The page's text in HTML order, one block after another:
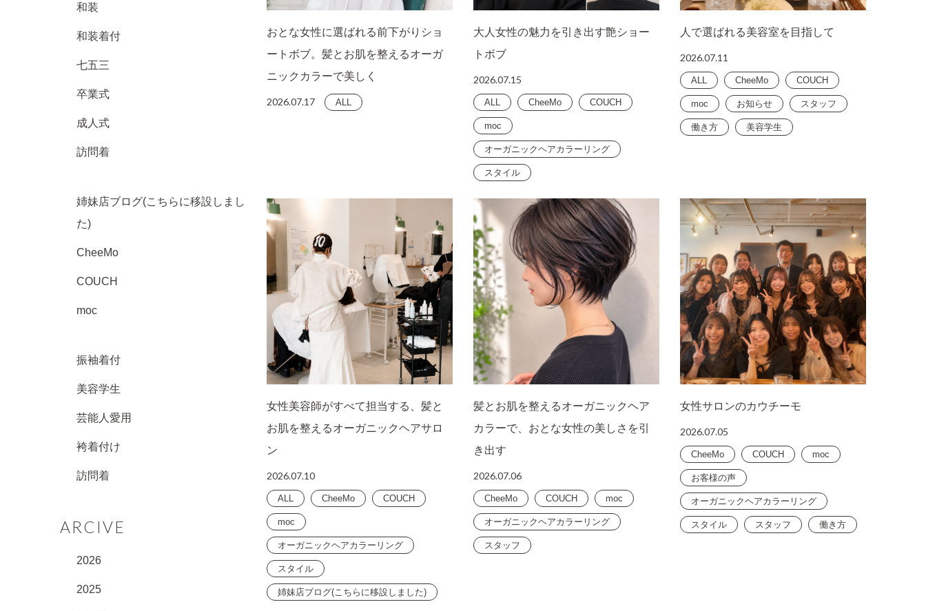
和装
和装着付
七五三
卒業式
成人式
訪問着
姉妹店ブログ(こちらに移設しまし
た)
CheeMo
COUCH
moc
振袖着付
美容学生
芸能人愛用
袴着付け
訪問着
ARCIVE
2026
2025
おとな女性に選ばれる前下がりショ
ートボブ。髪とお肌を整えるオーガ
ニックカラーで美しく
2026.07.17 ALL
大人女性の魅力を引き出す艶ショー
トボブ
2026.07.15
ALL CheeMo COUCH
moc
オーガニックヘアカラーリング
スタイル
人で選ばれる美容室を目指して
2026.07.11
ALL CheeMo COUCH
moc お知らせ スタッフ
働き方 美容学生
女性美容師がすべて担当する、髪と
お肌を整えるオーガニックヘアサロ
ン
2026.07.10
ALL CheeMo COUCH
moc
オーガニックヘアカラーリング
スタイル
姉妹店ブログ(こちらに移設しました)
髪とお肌を整えるオーガニックヘア
カラーで、おとな女性の美しさを引
き出す
2026.07.06
CheeMo COUCH moc
オーガニックヘアカラーリング
スタッフ
女性サロンのカウチーモ
2026.07.05
CheeMo COUCH moc
お客様の声
オーガニックヘアカラーリング
スタイル スタッフ 働き方